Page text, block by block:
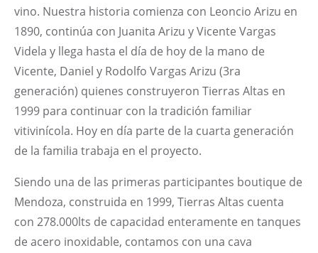
vino. Nuestra historia comienza con Leoncio Arizu en
1890, continúa con Juanita Arizu y Vicente Vargas
Videla y llega hasta el día de hoy de la mano de
Vicente, Daniel y Rodolfo Vargas Arizu (3ra
generación) quienes construyeron Tierras Altas en
1999 para continuar con la tradición familiar
vitivinícola. Hoy en día parte de la cuarta generación
de la familia trabaja en el proyecto.
Siendo una de las primeras participantes boutique de
Mendoza, construida en 1999, Tierras Altas cuenta
con 278.000lts de capacidad enteramente en tanques
de acero inoxidable, contamos con una cava